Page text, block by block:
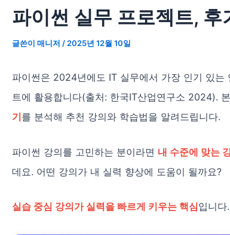
파이썬 실무 프로젝트, 후
글쓴이 매니저 / 2025년 12월 10일
파이썬은 2024년에도 IT 실무에서 가장 인기 있는
트에 활용합니다(출처: 한국IT산업연구소 2024).
기를 분석해 추천 강의와 학습법을 알려드립니다.
파이썬 강의를 고민하는 분이라면 내 수준에 맞는
데요. 어떤 강의가 내 실력 향상에 도움이 될까요?
실습 중심 강의가 실력을 빠르게 키우는 핵심입니다.